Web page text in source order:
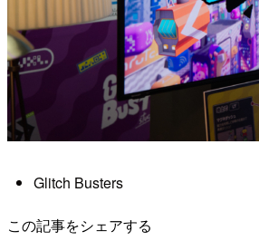
Glitch Busters
この記事をシェアする